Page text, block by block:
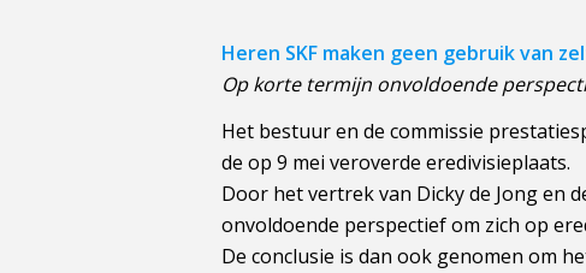
Heren SKF maken geen gebruik van
Op korte termijn onvoldoende
Het bestuur en de commissie
de op 9 mei veroverde eredivisieplaats.
Door het vertrek van Dicky de Jong en
onvoldoende perspectief om zich op
De conclusie is dan ook genomen om